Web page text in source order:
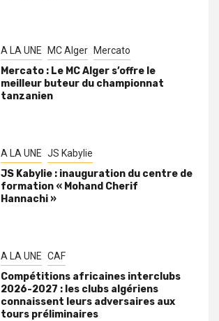
A LA UNE MC Alger Mercato
Mercato : Le MC Alger s’offre le
meilleur buteur du championnat
tanzanien
A LA UNE JS Kabylie
JS Kabylie : inauguration du centre de
formation « Mohand Cherif
Hannachi »
A LA UNE CAF
Compétitions africaines interclubs
2026-2027 : les clubs algériens
connaissent leurs adversaires aux
tours préliminaires